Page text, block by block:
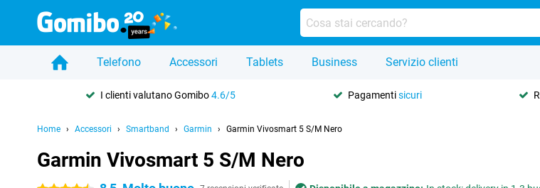
Telefono Accessori Tablets Business Servizio clienti
I clienti valutano Gomibo4.6/5 Pagamentisicuri
Home Accessori Smartband Garmin Garmin Vivosmart 5 S/M Nero
Garmin Vivosmart 5 S/M Nero